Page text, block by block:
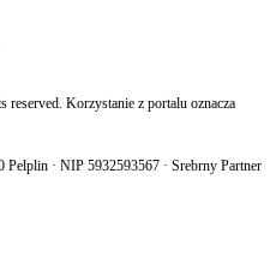
reserved. Korzystanie z portalu oznacza
Pelplin · NIP 5932593567 · Srebrny Partner